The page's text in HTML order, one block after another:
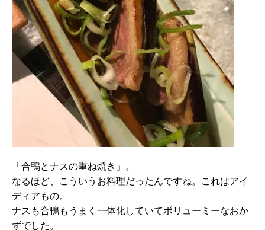
「合鴨とナスの重ね焼き」。
なるほど、こういうお料理だったんですね。これはアイ
ディアもの。
ナスも合鴨もうまく一体化していてボリューミーなおか
ずでした。